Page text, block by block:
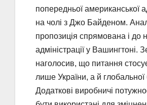
попередньої американської
на чолі з Джо Байденом.
пропозиція спрямована і до
адміністрації у Вашингтоні.
наголосив, що питання
лише України, а й глобальної
Додаткові виробничі